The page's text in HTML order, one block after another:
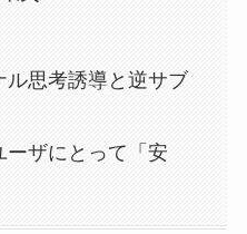
思考誘導と逆サブ
ーザにとって「安